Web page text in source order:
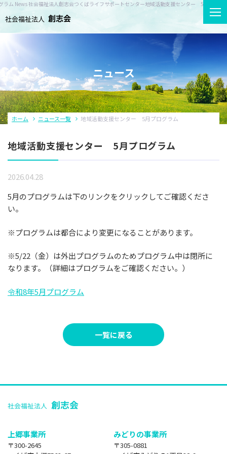
ム News 社会福祉法人創志会つくばライフサポートセンター地域活動支援センター 5月プログ
ホーム
創志会について
事業所紹介
サービス案内
ブログ
お問い合わせ
ニュース
ホーム ニュース一覧 地域活動支援センター 5月プログラム
地域活動支援センター 5月プログラム
2026.04.28
5月のプログラムは下のリンクをクリックしてご確認くださ
い。
※プログラムは都合により変更になることがあります。
※5/22（金）は外出プログラムのためプログラム中は閉所に
なります。（詳細はプログラムをご確認ください。）
令和8年5月プログラム
一覧に戻る
上郷事業所
〒300-2645
みどりの事業所
〒305-0881